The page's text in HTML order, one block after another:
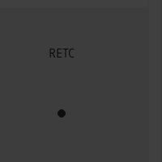
RETC
Standarta aprīkojums